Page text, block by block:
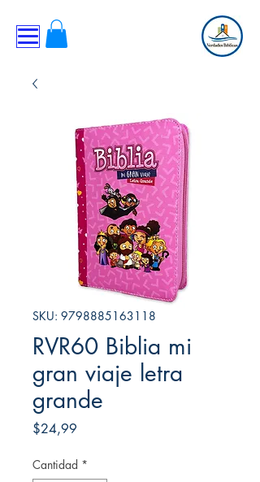
SKU: 9798885163118
RVR60 Biblia mi
gran viaje letra
grande
$24,99
Cantidad *